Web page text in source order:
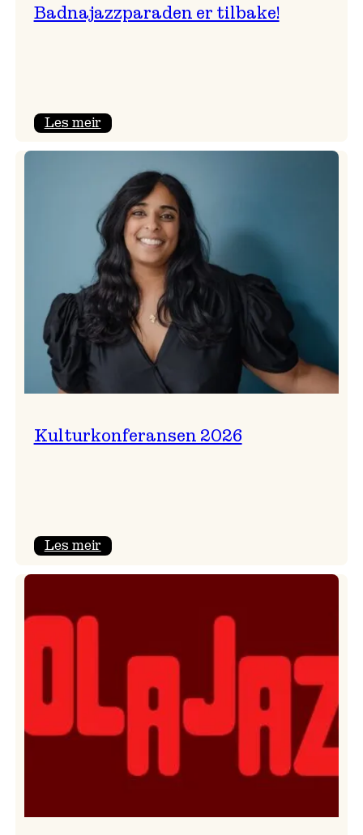
Badnajazzparaden er tilbake!
Les meir:
tilbake!
Kulturkonferansen 2026
Les meir: